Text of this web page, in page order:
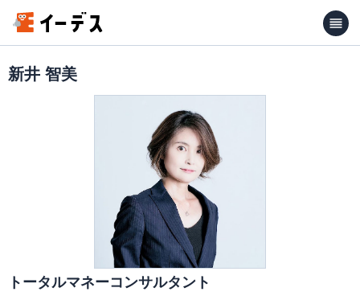
新井 智美
トータルマネーコンサルタント